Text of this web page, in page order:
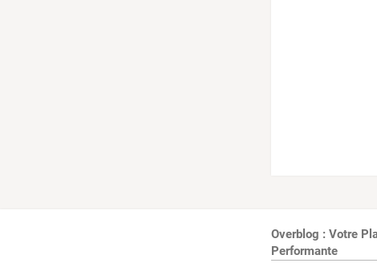
Overblog : Votre
Performante